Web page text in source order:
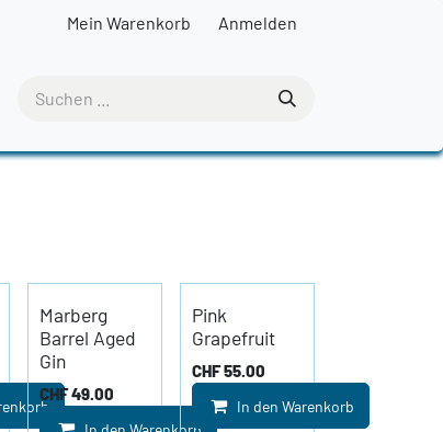
Mein Warenkorb Anmelden
Marberg
Barrel Aged
Gin
CHF49.00
Pink
Grapefruit
CHF55.00
In den Warenkorb